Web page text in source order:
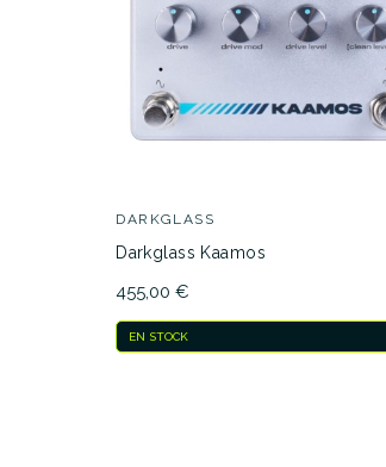
PRECIO
DESCRIPCIÓN
DARKGLASS
Darkglass Kaamos
455,00 €
EN STOCK